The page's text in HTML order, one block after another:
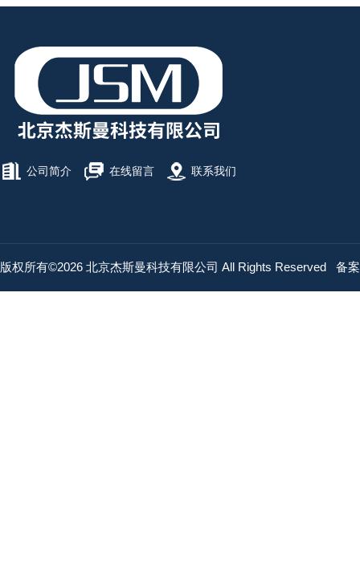
公司简介 在线留言 联系我们
版权所有©2026 北京杰斯曼科技有限公司 All Rights Reserved 备